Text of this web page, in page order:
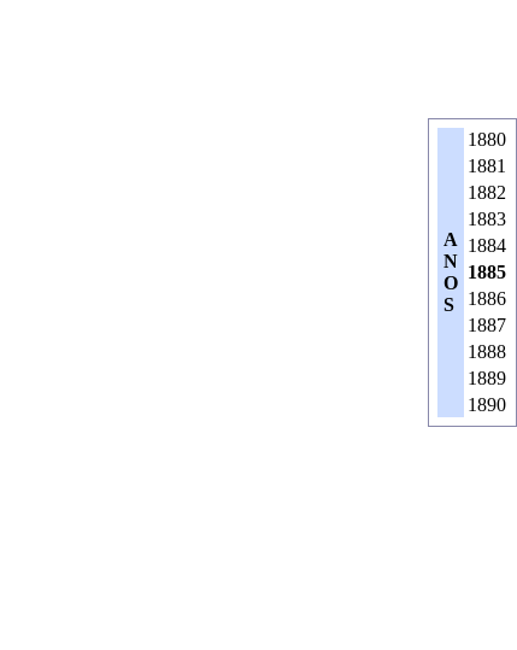
A
N
O
S
1880
1881
1882
1883
1884
1885
1886
1887
1888
1889
1890